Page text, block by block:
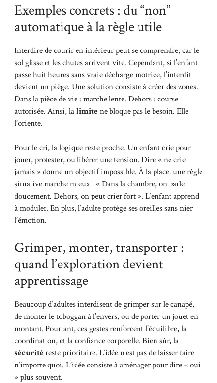
Exemples concrets : du “non”
automatique à la règle utile
Interdire de courir en intérieur peut se comprendre, car le
sol glisse et les chutes arrivent vite. Cependant, si l’enfant
passe huit heures sans vraie décharge motrice, l’interdit
devient un piège. Une solution consiste à créer des zones.
Dans la pièce de vie : marche lente. Dehors : course
autorisée. Ainsi, lalimitene bloque pas le besoin. Elle
l’oriente.
Pour le cri, la logique reste proche. Un enfant crie pour
jouer, protester, ou libérer une tension. Dire « ne crie
jamais » donne un objectif impossible. À la place, une règle
situative marche mieux : « Dans la chambre, on parle
doucement. Dehors, on peut crier fort ». L’enfant apprend
à moduler. En plus, l’adulte protège ses oreilles sans nier
l’émotion.
Grimper, monter, transporter :
quand l’exploration devient
apprentissage
Beaucoup d’adultes interdisent de grimper sur le canapé,
de monter le toboggan à l’envers, ou de porter un jouet en
montant. Pourtant, ces gestes renforcent l’équilibre, la
coordination, et la confiance corporelle. Bien sûr, la
sécuritéreste prioritaire. L’idée n’est pas de laisser faire
n’importe quoi. L’idée consiste à aménager pour dire « oui
» plus souvent.